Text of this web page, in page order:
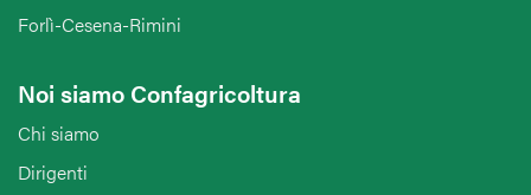
Forlì-Cesena-Rimini
Noi siamo Confagricoltura
Chi siamo
Dirigenti